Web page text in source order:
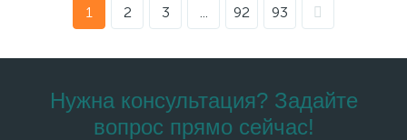
1 2 3 92 93
Нужна консультация? Задайте
вопрос прямо сейчас!